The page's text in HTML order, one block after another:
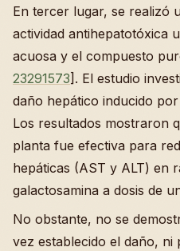
En tercer lugar, se realizó
actividad antihepatotóxica
acuosa y el compuesto
23291573]. El estudio
daño hepático inducido
Los resultados mostraron
planta fue efectiva para
hepáticas (AST y ALT) en
galactosamina a dosis de
No obstante, no se
vez establecido el daño, ni